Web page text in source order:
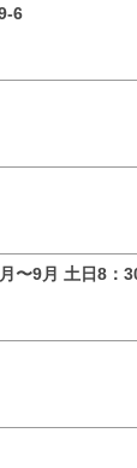
6
〜9月 土日8